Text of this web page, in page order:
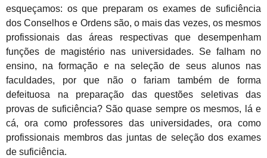
esqueçamos: os que preparam os exames de suficiência
dos Conselhos e Ordens são, o mais das vezes, os mesmos
profissionais das áreas respectivas que desempenham
funções de magistério nas universidades. Se falham no
ensino, na formação e na seleção de seus alunos nas
faculdades, por que não o fariam também de forma
defeituosa na preparação das questões seletivas das
provas de suficiência? São quase sempre os mesmos, lá e
cá, ora como professores das universidades, ora como
profissionais membros das juntas de seleção dos exames
de suficiência.